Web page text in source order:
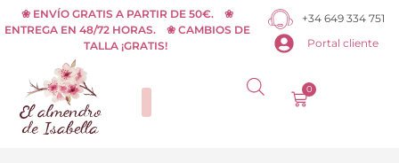
al
contenido
❀ ENVÍO GRATIS A PARTIR DE 50€. ❀
ENTREGA EN 48/72 HORAS. ❀ CAMBIOS DE
TALLA ¡GRATIS!
+34 649 334 751
Portal cliente
0
Carrito